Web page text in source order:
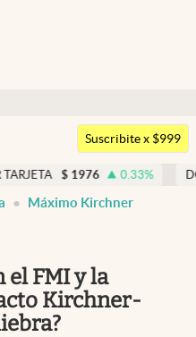
Argentina
Suscribite x $999
1976 0.33% DÓLAR MEP
Máximo Kirchner
el FMI y la
Kirchner-